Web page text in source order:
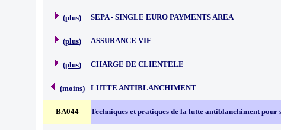
(plus) SEPA - SINGLE EURO PAYMENTS AREA
(plus) ASSURANCE VIE
(plus) CHARGE DE CLIENTELE
(moins) LUTTE ANTIBLANCHIMENT
BA044 Techniques et pratiques de la lutte antiblanchiment pour